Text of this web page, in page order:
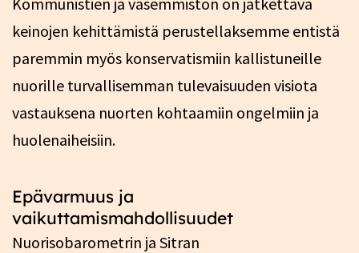
keinojen kehittämistä perustellaksemme entistä
paremmin myös konservatismiin kallistuneille
nuorille turvallisemman tulevaisuuden visiota
vastauksena nuorten kohtaamiin ongelmiin ja
huolenaiheisiin.
Epävarmuus ja
vaikuttamismahdollisuudet
Nuorisobarometrin ja Sitran